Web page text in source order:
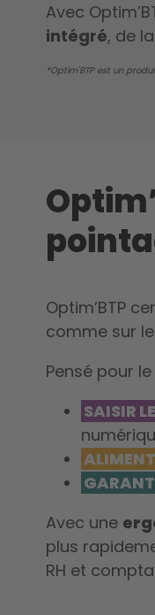
Avec
intégré, de
*Optim'BTP est un
Optim’BTP
comme sur
Pensé pour
SAISIR
Avec une
plus
RH et